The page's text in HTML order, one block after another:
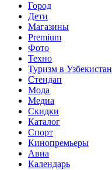
Город
Дети
Магазины
Premium
Фото
Техно
Туризм в
Стендап
Мода
Медиа
Скидки
Каталог
Спорт
Кинопремьеры
Авиа
Календарь